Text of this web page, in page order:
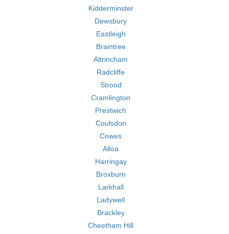
Kidderminster
Dewsbury
Eastleigh
Braintree
Altrincham
Radcliffe
Strood
Cramlington
Prestwich
Coulsdon
Cowes
Alloa
Harringay
Broxburn
Larkhall
Ladywell
Brackley
Cheetham Hill